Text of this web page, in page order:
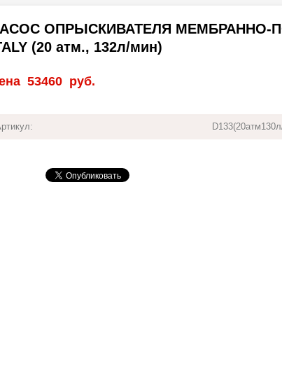
ОПРЫСКИВАТЕЛЯ МЕМБРАННО-
(20 атм., 132л/мин)
53460 руб.